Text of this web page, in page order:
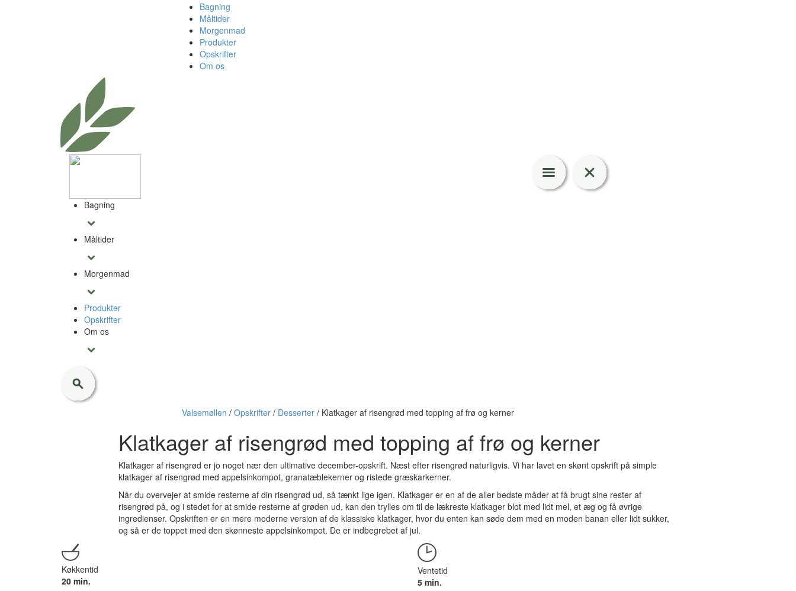
Bagning
Måltider
Morgenmad
Produkter
Opskrifter
Om os
Bagning
Måltider
Morgenmad
Produkter
Opskrifter
Om os
Valsemøllen / Opskrifter / Desserter / Klatkager af risengrød med topping af frø og kerner
Klatkager af risengrød med topping af frø og kerner
Klatkager af risengrød er jo noget nær den ultimative december-opskrift. Næst efter risengrød naturligvis. Vi har lavet en skønt opskrift på simple
klatkager af risengrød med appelsinkompot, granatæblekerner og ristede græskarkerner.
Når du overvejer at smide resterne af din risengrød ud, så tænkt lige igen. Klatkager er en af de aller bedste måder at få brugt sine rester af
risengrød på, og i stedet for at smide resterne af grøden ud, kan den trylles om til de lækreste klatkager blot med lidt mel, et æg og få øvrige
ingredienser. Opskriften er en mere moderne version af de klassiske klatkager, hvor du enten kan søde dem med en moden banan eller lidt sukker,
og så er de toppet med den skønneste appelsinkompot. De er indbegrebet af jul.
Køkkentid
20 min.
Ventetid
5 min.